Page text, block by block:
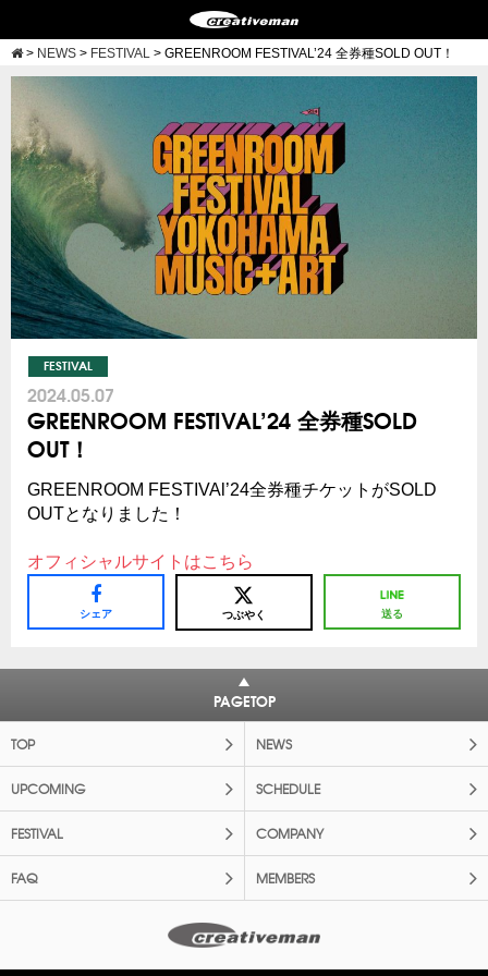
> NEWS > FESTIVAL > GREENROOM FESTIVAL’24 全券種SOLD OUT！
FESTIVAL
2024.05.07
GREENROOM FESTIVAL’24 全券種SOLD
OUT！
GREENROOM FESTIVAl’24全券種チケットがSOLD
OUTとなりました！
オフィシャルサイトはこちら
シェア つぶやく 送る
PAGETOP
TOP NEWS
UPCOMING SCHEDULE
FESTIVAL COMPANY
FAQ MEMBERS